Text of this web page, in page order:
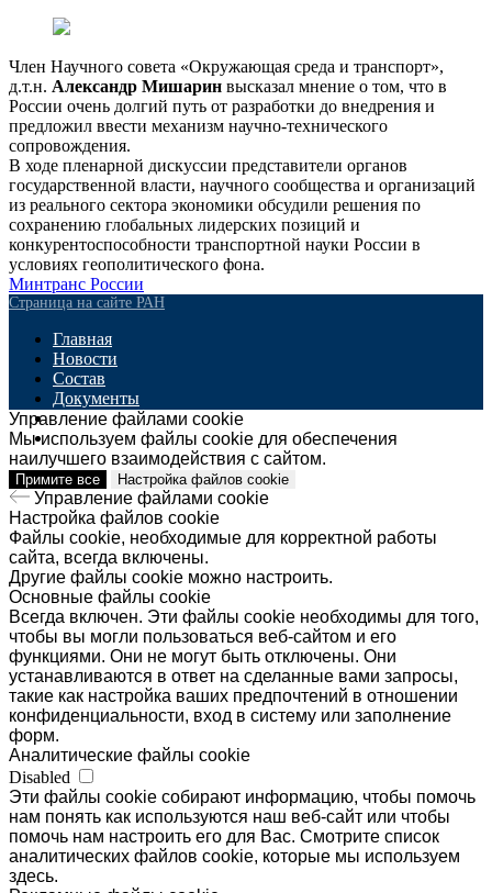
Член Научного совета «Окружающая среда и транспорт»,
д.т.н. Александр Мишарин высказал мнение о том, что в
России очень долгий путь от разработки до внедрения и
предложил ввести механизм научно-технического
сопровождения.
В ходе пленарной дискуссии представители органов
государственной власти, научного сообщества и организаций
из реального сектора экономики обсудили решения по
сохранению глобальных лидерских позиций и
конкурентоспособности транспортной науки России в
условиях геополитического фона.
Минтранс России
Страница на сайте РАН
Главная
Новости
Состав
Документы
Мероприятия
Контакты
Страница на сайте РАН
Наверх
Управление файлами cookie
Мы используем файлы cookie для обеспечения
наилучшего взаимодействия с сайтом.
Примите все Настройка файлов cookie
Управление файлами cookie
Настройка файлов cookie
Файлы cookie, необходимые для корректной работы
сайта, всегда включены.
Другие файлы cookie можно настроить.
Основные файлы cookie
Всегда включен. Эти файлы cookie необходимы для того,
чтобы вы могли пользоваться веб-сайтом и его
функциями. Они не могут быть отключены. Они
устанавливаются в ответ на сделанные вами запросы,
такие как настройка ваших предпочтений в отношении
конфиденциальности, вход в систему или заполнение
форм.
Аналитические файлы cookie
Disabled
Эти файлы cookie собирают информацию, чтобы помочь
нам понять как используются наш веб-сайт или чтобы
помочь нам настроить его для Вас. Смотрите список
аналитических файлов cookie, которые мы используем
здесь.